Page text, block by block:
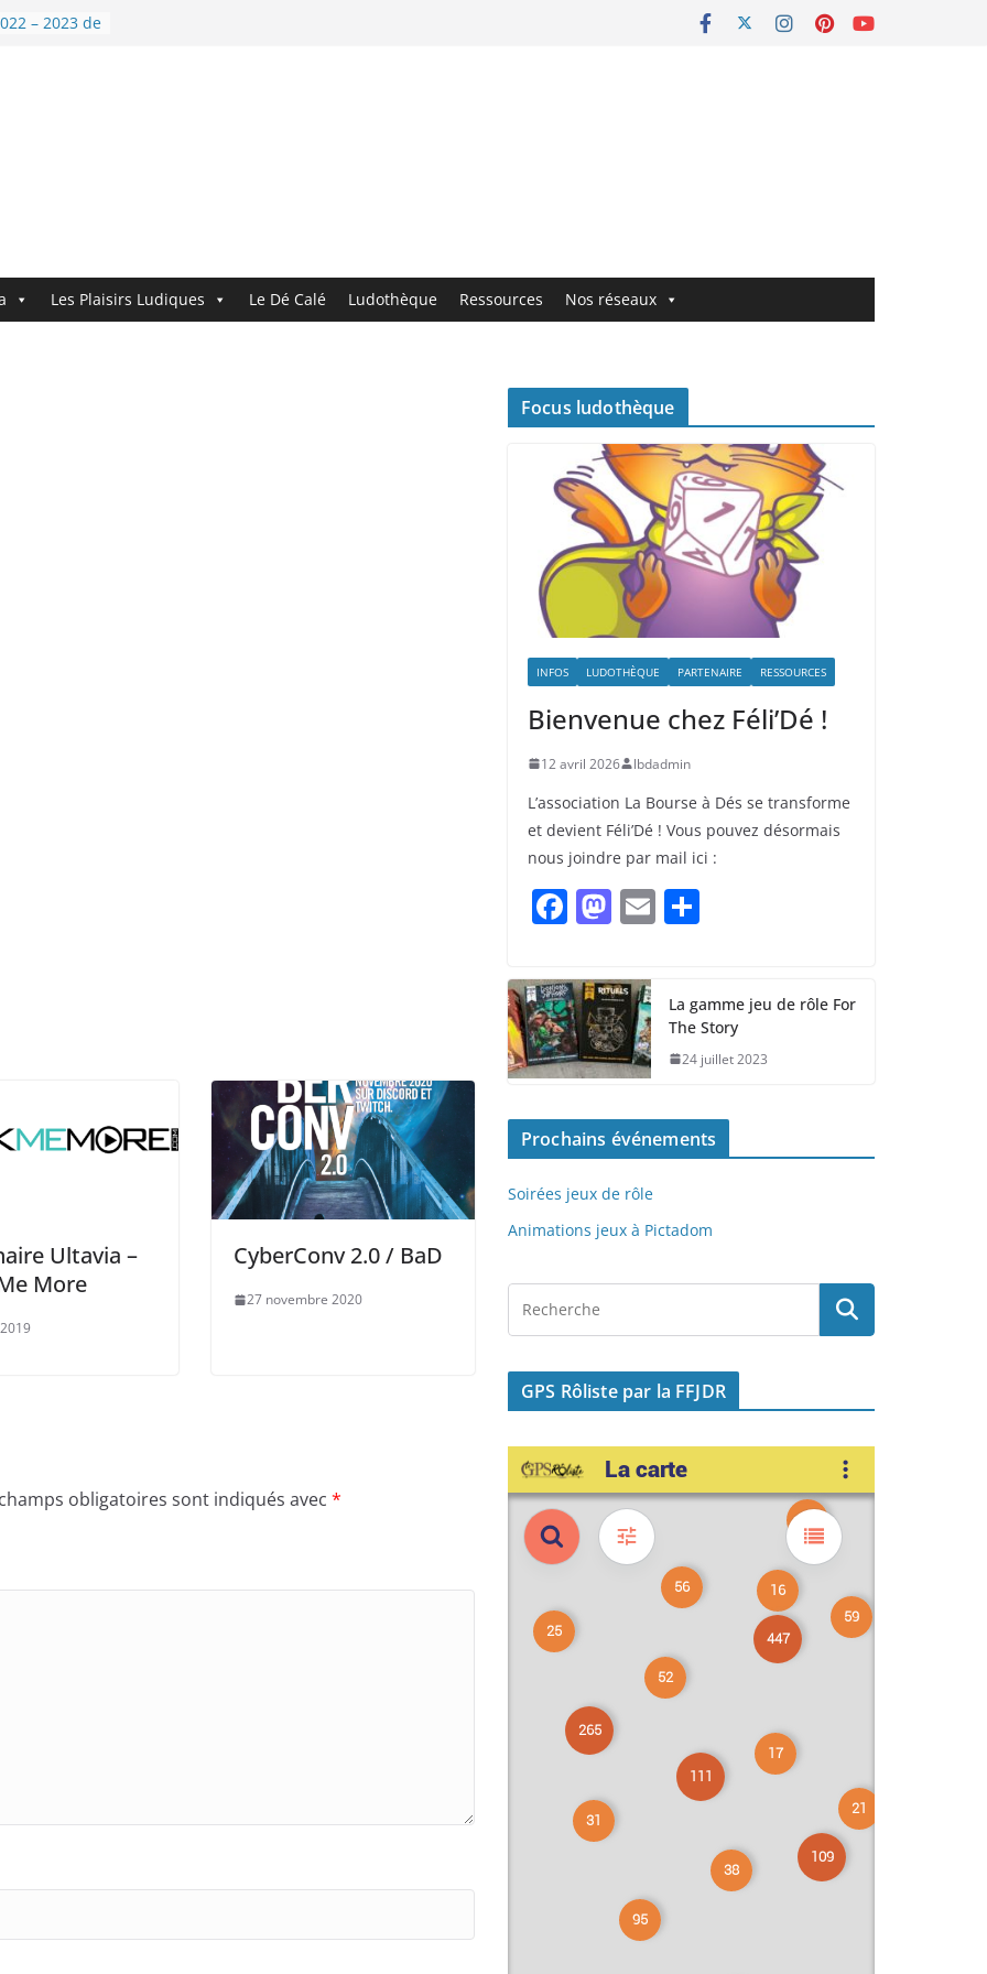
– 2023 de
logo !
le
Les Plaisirs Ludiques Le Dé Calé Ludothèque Ressources Nos réseaux
Ultavia –
More
CyberConv 2.0 / BaD
27 novembre 2020
obligatoires sont indiqués avec *
Focus ludothèque
INFOS LUDOTHÈQUE PARTENAIRE RESSOURCES
Bienvenue chez Féli’Dé !
12 avril 2026 lbdadmin
L’association La Bourse à Dés se transforme
et devient Féli’Dé ! Vous pouvez désormais
nous joindre par mail ici :
F
a
c
e
b
o
o
k
M
a
st
o
d
o
n
E
m
g
er
La gamme jeu de rôle For
The Story
24 juillet 2023
Prochains événements
Soirées jeux de rôle
Animations jeux à Pictadom
GPS Rôliste par la FFJDR